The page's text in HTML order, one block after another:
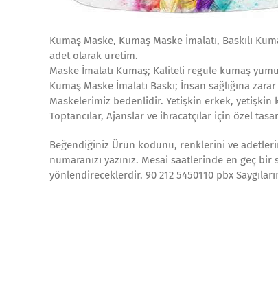
Kumaş Maske, Kumaş Maske İmalatı, Baskılı
adet olarak üretim.
Maske İmalatı Kumaş; Kaliteli regule kumaş
Kumaş Maske İmalatı Baskı; İnsan sağlığına
Maskelerimiz bedenlidir. Yetişkin erkek, yetişkin
Toptancılar, Ajanslar ve ihracatçılar için özel
Beğendiğiniz Ürün kodunu, renklerini ve
numaranızı yazınız. Mesai saatlerinde en geç
yönlendireceklerdir. 90 212 5450110 pbx